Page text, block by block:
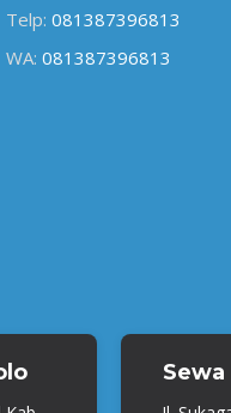
Telp: 081387396813
WA: 081387396813